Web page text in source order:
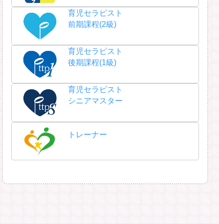
育児セラピスト
前期課程(2級)
育児セラピスト
後期課程(1級)
育児セラピスト
シニアマスター
トレーナー